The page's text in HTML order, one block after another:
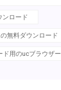
ンロード
無料ダウンロード
用のucブラウザー